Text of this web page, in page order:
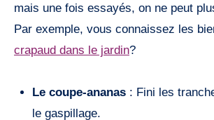
mais une fois essayés, on ne peut
Par exemple, vous connaissez les
crapaud dans le jardin?
Le coupe-ananas: Fini les
le gaspillage.